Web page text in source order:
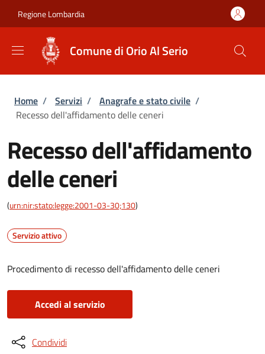
Regione Lombardia
Comune di Orio Al Serio
Briciole di pane
Home / Servizi / Anagrafe e stato civile /
Recesso dell'affidamento delle ceneri
Recesso dell'affidamento
delle ceneri
(urn:nir:stato:legge:2001-03-30;130)
Servizio attivo
Procedimento di recesso dell'affidamento delle ceneri
Accedi al servizio
Condividi